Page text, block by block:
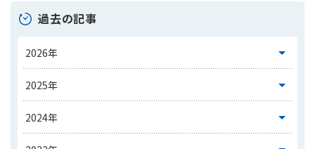
過去の記事